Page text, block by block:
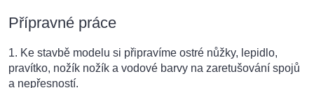
Přípravné práce
1. Ke stavbě modelu si připravíme ostré nůžky, lepidlo,
pravítko, nožík nožík a vodové barvy na zaretušování spojů
a nepřesností.